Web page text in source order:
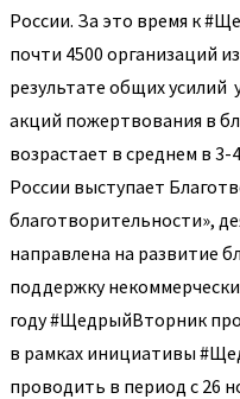
России. За это время к
почти 4500 организаций
результате общих усилий
акций пожертвования в
возрастает в среднем в
России выступает
благотворительности»,
направлена на развитие
поддержку
году #ЩедрыйВторник
в рамках инициативы
проводить в период с 26